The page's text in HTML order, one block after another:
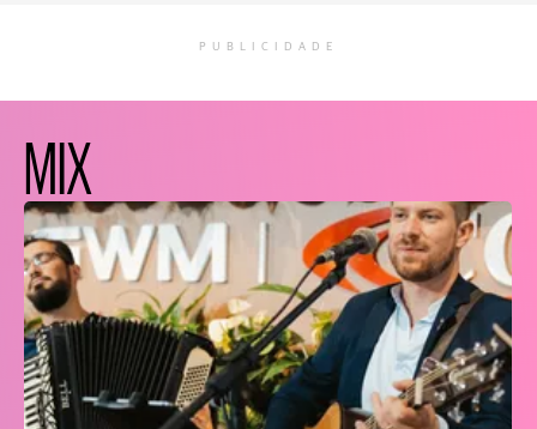
PUBLICIDADE
MIX